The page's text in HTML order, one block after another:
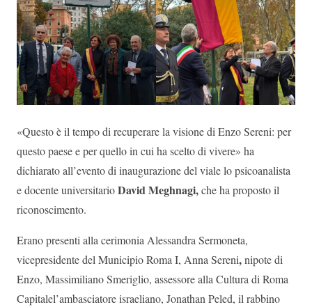
«Questo è il tempo di recuperare la visione di Enzo Sereni: per
questo paese e per quello in cui ha scelto di vivere» ha
dichiarato all’evento di inaugurazione del viale lo psicoanalista
e docente universitarioDavid Meghnagi,che ha proposto il
riconoscimento.
Erano presenti alla cerimonia Alessandra Sermoneta,
vicepresidente del Municipio Roma I, Anna Sereni,nipote di
Enzo, Massimiliano Smeriglio, assessore alla Cultura di Roma
Capitalel’ambasciatore israeliano, Jonathan Peled, il rabbino